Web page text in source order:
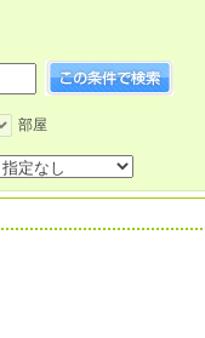
部屋